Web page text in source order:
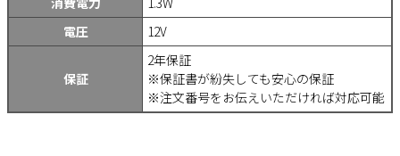
電圧
12V
保証
2年保証
※保証書が紛失しても安心の保証
※注文番号をお伝えいただければ対応可能